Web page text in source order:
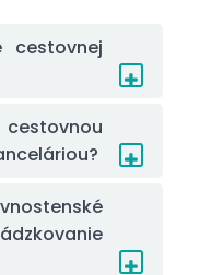
cestovnej